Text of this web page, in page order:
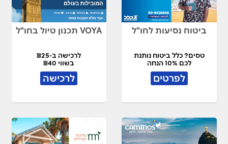
ביטוח נסיעות לחו"ל
טסים? כלל ביטוח נותנת
לכם 10% הנחה
לפרטים
VOYA תכנון טיול בחו"ל
לרכישה ב-₪25
בשווי ₪40
לרכישה